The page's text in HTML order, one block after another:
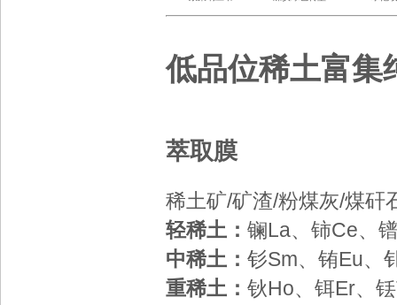
低品位稀土富集
萃取膜
稀土矿/矿渣/粉煤灰/煤
轻稀土： 镧La、铈Ce、
中稀土： 钐Sm、铕Eu、
重稀土： 钬Ho、铒Er、